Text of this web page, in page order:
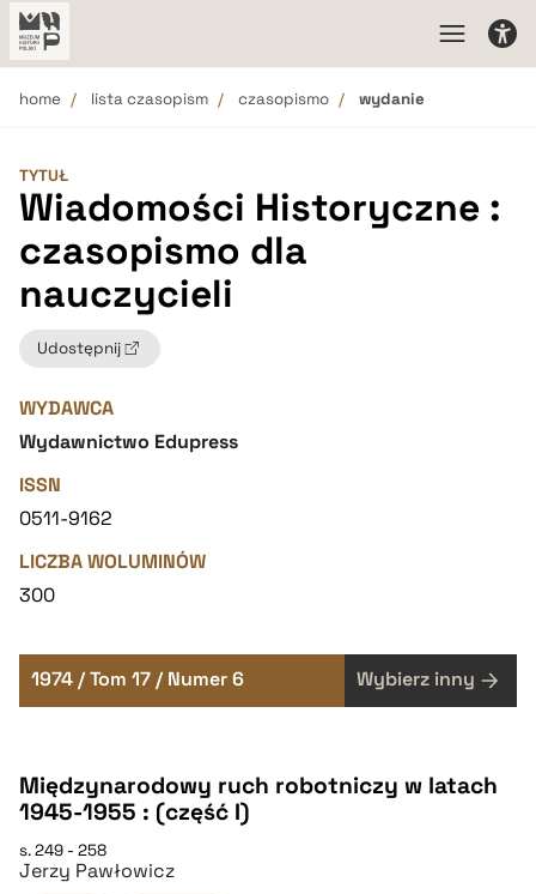
home lista czasopism czasopismo wydanie
TYTUŁ
Wiadomości Historyczne :
czasopismo dla
nauczycieli
Udostępnij
WYDAWCA
Wydawnictwo Edupress
ISSN
0511-9162
LICZBA WOLUMINÓW
300
1974 / Tom 17 / Numer 6 Wybierz inny
Międzynarodowy ruch robotniczy w latach
1945-1955 : (część I)
s. 249 - 258
Jerzy Pawłowicz